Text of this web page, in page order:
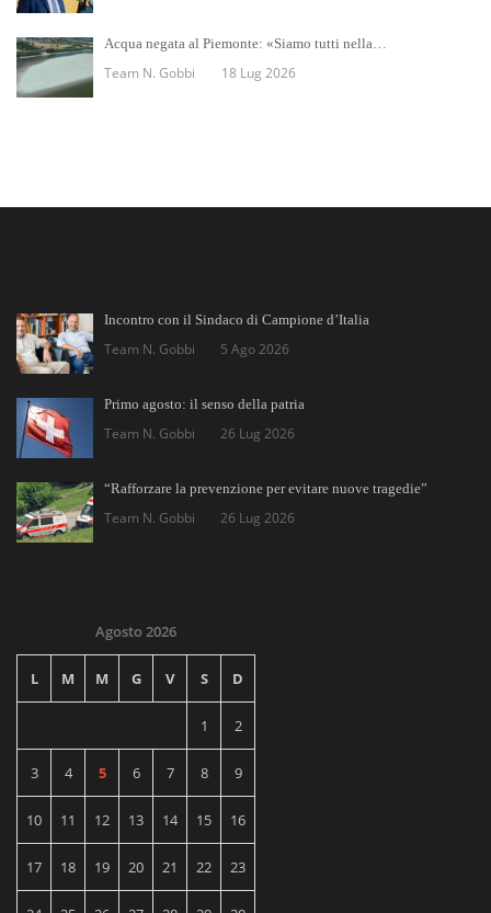
Acqua negata al Piemonte: «Siamo tutti nella…
Team N. Gobbi 18 Lug 2026
Incontro con il Sindaco di Campione d’Italia
Team N. Gobbi 5 Ago 2026
Primo agosto: il senso della patria
Team N. Gobbi 26 Lug 2026
“Rafforzare la prevenzione per evitare nuove tragedie”
Team N. Gobbi 26 Lug 2026
Agosto 2026
L M M G V S D
1 2
3 4 5 6 7 8 9
10 11 12 13 14 15 16
17 18 19 20 21 22 23